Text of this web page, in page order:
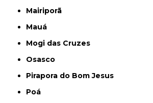
Mairiporã
Mauá
Mogi das Cruzes
Osasco
Pirapora do Bom Jesus
Poá